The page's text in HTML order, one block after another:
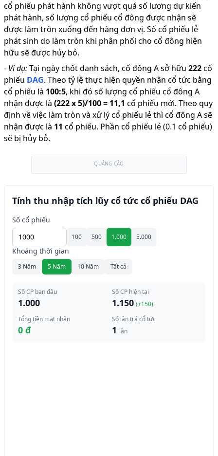
cổ phiếu phát hành không vượt quá số lượng dự kiến
phát hành, số lượng cổ phiếu cổ đông được nhận sẽ
được làm tròn xuống đến hàng đơn vị. Số cổ phiếu lẻ
phát sinh do làm tròn khi phân phối cho cổ đông hiện
hữu sẽ được hủy bỏ.
- Ví dụ:Tại ngày chốt danh sách, cổ đông A sở hữu 222cổ
phiếu DAG. Theo tỷ lệ thực hiện quyền nhận cổ tức bằng
cổ phiếu là 100:5, khi đó số lượng cổ phiếu cổ đông A
nhận được là (222x5)/100= 11,1 cổ phiếu mới. Theo quy
định về việc làm tròn và xử lý cổ phiếu lẻ thì cổ đông A sẽ
nhận được là 11 cổ phiếu. Phần cổ phiếu lẻ (0.1 cổ phiếu)
sẽ bị hủy bỏ.
QUẢNG CÁO
Tính thu nhập tích lũy cổ tức cổ phiếu DAG
Số cổ phiếu
100 500 1.000 5.000
Khoảng thời gian
3 Năm 5 Năm 10 Năm Tất cả
Số CP ban đầu
1.000
Số CP hiện tại
1.150 (+150)
Tổng tiền mặt nhận
0 đ
Số lần trả cổ tức
1 lần